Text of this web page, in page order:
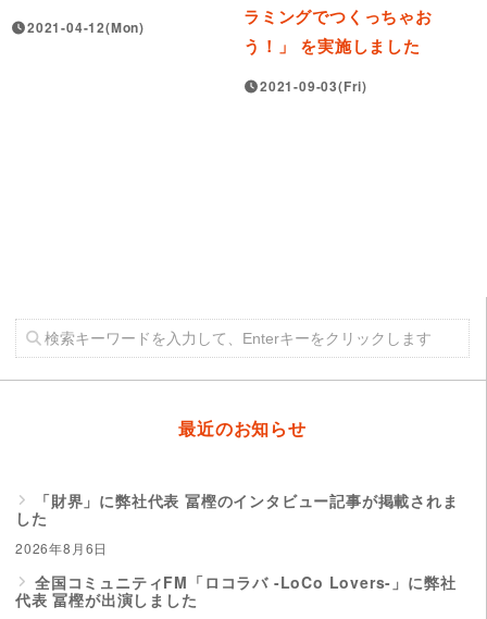
2021-04-12(Mon)
ラミングでつくっちゃお
う！」 を実施しました
2021-09-03(Fri)
最近のお知らせ
「財界」に弊社代表 冨樫のインタビュー記事が掲載されま
した
2026年8月6日
全国コミュニティFM「ロコラバ -LoCo Lovers-」に弊社
代表 冨樫が出演しました